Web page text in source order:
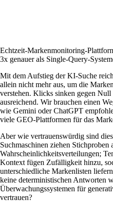
Echtzeit-Markenmonitoring-
3x genauer als Single-Query-
Mit dem Aufstieg der KI-Suche
allein nicht mehr aus, um die
verstehen. Klicks sinken gegen
ausreichend. Wir brauchen einen
wie Gemini oder ChatGPT
viele GEO-Plattformen für das
Aber wie vertrauenswürdig sind
Suchmaschinen ziehen Stichproben
Wahrscheinlichkeitsverteilungen;
Kontext fügen Zufälligkeit hinzu,
unterschiedliche Markenlisten
keine deterministischen Antworten
Überwachungssystemen für
vertrauen?